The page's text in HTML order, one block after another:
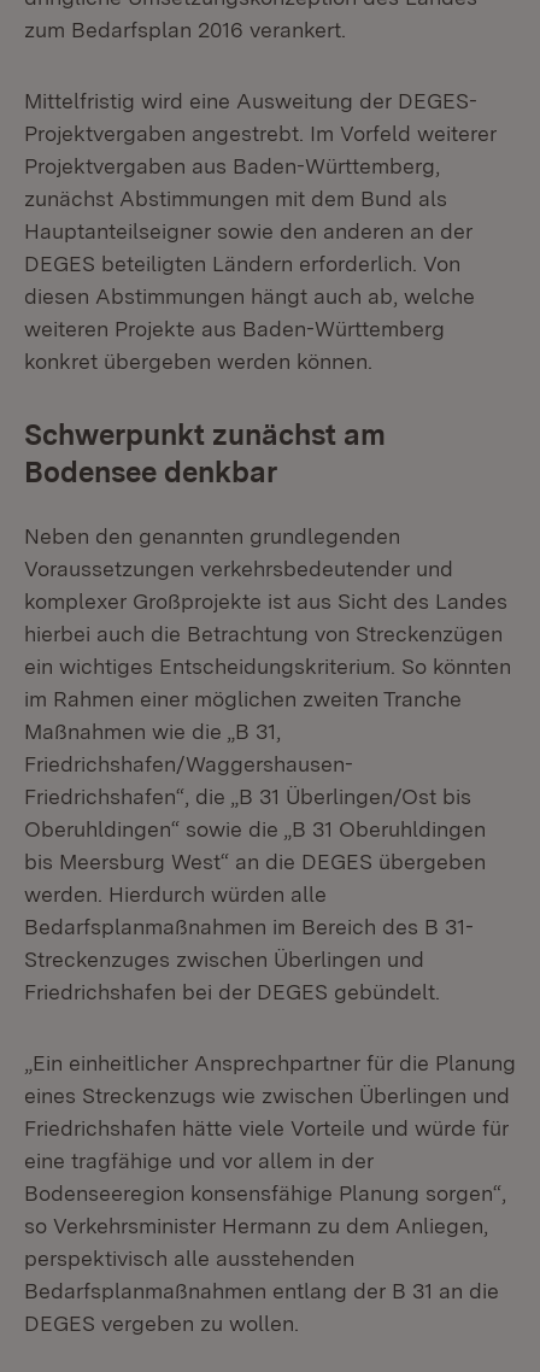
zum Bedarfsplan 2016 verankert.
Mittelfristig wird eine Ausweitung der DEGES-
Projektvergaben angestrebt. Im Vorfeld weiterer
Projektvergaben aus Baden-Württemberg,
zunächst Abstimmungen mit dem Bund als
Hauptanteilseigner sowie den anderen an der
DEGES beteiligten Ländern erforderlich. Von
diesen Abstimmungen hängt auch ab, welche
weiteren Projekte aus Baden-Württemberg
konkret übergeben werden können.
Schwerpunkt zunächst am
Bodensee denkbar
Neben den genannten grundlegenden
Voraussetzungen verkehrsbedeutender und
komplexer Großprojekte ist aus Sicht des Landes
hierbei auch die Betrachtung von Streckenzügen
ein wichtiges Entscheidungskriterium. So könnten
im Rahmen einer möglichen zweiten Tranche
Maßnahmen wie die „B 31,
Friedrichshafen/Waggershausen-
Friedrichshafen“, die „B 31 Überlingen/Ost bis
Oberuhldingen“ sowie die „B 31 Oberuhldingen
bis Meersburg West“ an die DEGES übergeben
werden. Hierdurch würden alle
Bedarfsplanmaßnahmen im Bereich des B 31-
Streckenzuges zwischen Überlingen und
Friedrichshafen bei der DEGES gebündelt.
„Ein einheitlicher Ansprechpartner für die Planung
eines Streckenzugs wie zwischen Überlingen und
Friedrichshafen hätte viele Vorteile und würde für
eine tragfähige und vor allem in der
Bodenseeregion konsensfähige Planung sorgen“,
so Verkehrsminister Hermann zu dem Anliegen,
perspektivisch alle ausstehenden
Bedarfsplanmaßnahmen entlang der B 31 an die
DEGES vergeben zu wollen.